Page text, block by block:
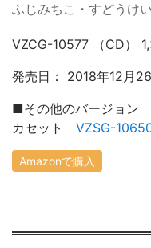
ふじみちこ・すどうけ
VZCG-10577 （CD）
発売日： 2018年12月
■その他のバージョン
カセット VZSG-
Amazonで購入